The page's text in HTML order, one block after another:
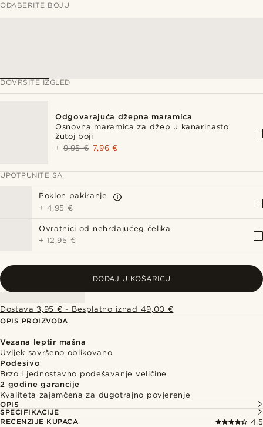
ODABERITE BOJU
DOVRŠITE IZGLED
Odgovarajuća džepna maramica
Osnovna maramica za džep u kanarinasto
žutoj boji
+9,95 € 7,96 €
UPOTPUNITE SA
Poklon pakiranje
+ 4,95 €
Ovratnici od nehrđajućeg čelika
+ 12,95 €
DODAJ U KOŠARICU
Dostava 3,95 € - Besplatno iznad 49,00 €
OPIS PROIZVODA
Vezana leptir mašna
Uvijek savršeno oblikovano
Podesivo
Brzo i jednostavno podešavanje veličine
2 godine garancije
Kvaliteta zajamčena za dugotrajno povjerenje
OPIS
SPECIFIKACIJE
RECENZIJE KUPACA
4.5